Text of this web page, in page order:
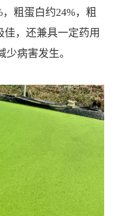
粗蛋白约24%，粗
佳，还兼具一定药用
病害发生。